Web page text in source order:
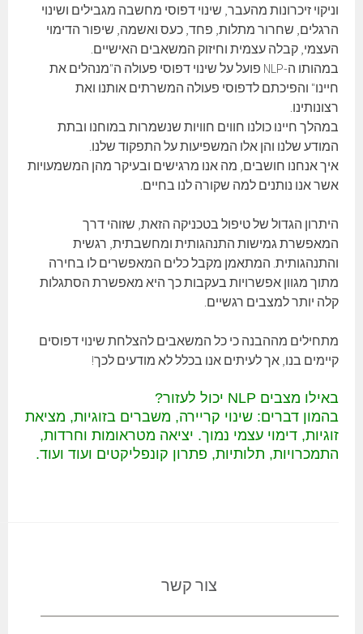
וניקוי זיכרונות מהעבר, שינוי דפוסי מחשבה מגבילים ושינוי
הרגלים, שחרור מתלות, פחד, כעס ואשמה, שיפור הדימוי
העצמי, קבלה עצמית וחיזוק המשאבים האישיים.
במהותו ה-NLP פועל על שינוי דפוסי פעולה ה"מנהלים את
חיינו" והפיכתם לדפוסי פעולה המשרתים אותנו ואת
רצונותינו.
במהלך חיינו כולנו חווים חוויות שנשמרות במוחנו ובתת
המודע שלנו והן אלו המשפיעות על התפקוד שלנו.
איך אנחנו חושבים, מה אנו מרגישים ובעיקר מהן המשמעויות
אשר אנו נותנים למה שקורה לנו בחיים.
היתרון הגדול של טיפול בטכניקה הזאת, שזוהי דרך
המאפשרת גמישות התנהגותית ומחשבתית, רגשית
והתנהגותית. המתאמן מקבל כלים המאפשרים לו בחירה
מתוך מגוון אפשרויות בעקבות כך היא מאפשרת הסתגלות
קלה יותר למצבים רגשיים.
מתחילים מההבנה כי כל המשאבים להצלחת שינוי דפוסים
קיימים בנו, אך לעיתים אנו בכלל לא מודעים לכך!
באילו מצבים NLP יכול לעזור?
בהמון דברים: שינוי קריירה, משברים בזוגיות, מציאת
זוגיות, דימוי עצמי נמוך. יציאה מטראומות וחרדות,
התמכרויות, תלותיות, פתרון קונפליקטים ועוד ועוד.
צור קשר